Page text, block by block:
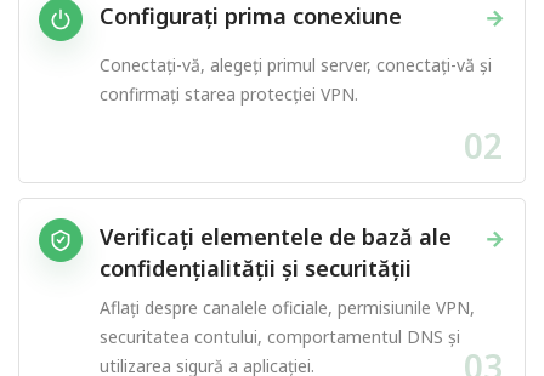
→
Configurați prima conexiune
Conectați-vă, alegeți primul server, conectați-vă și
confirmați starea protecției VPN.
02
→
Verificați elementele de bază ale
confidențialității și securității
Aflați despre canalele oficiale, permisiunile VPN,
securitatea contului, comportamentul DNS și
utilizarea sigură a aplicației.
03